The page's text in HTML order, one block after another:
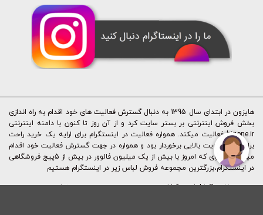
هایزون در ابتدای سال 1395 به دنبال گسترش فعالیت های خود اقدام به راه اندازی
بخش فروش اینترنتی بر بستر سایت کرد و از آن روز تا کنون با دامنه اینترنتی
hizone.ir فعالیت میکند. همواره فعالیت در اینستگرام برای ارایه یک خرید راحت
برای ما از اولویت بالایی برخوردار بود و همواره در جهت گسترش فعالیت خود اقدام
میکردیم. بطوی که امروز با بیش از یک میلیون فالوور در بیش از 5پیج فروشگاهی
در اینستگرام،بزرگترین مجموعه فروش لباس زیر در اینستگرام هستیم
Copyright © 2015 - 2023 | کليه حقوق اين سايت متعلق به شرکت نقطه اوج